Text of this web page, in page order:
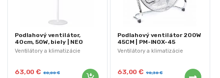
Ventilátory a klimatizácie
Podlahový ventilátor,
40cm, 50W, biely | NEO
TOOLS
63,00€ 80,00€
Ventilátory a klimatizácie
Podlahový ventilátor 200W
45CM | PM-INOX-45
63,00€ 90,30€